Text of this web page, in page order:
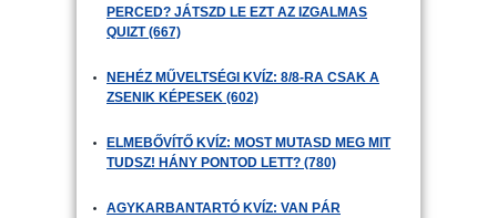
PERCED? JÁTSZD LE EZT AZ IZGALMAS
QUIZT (667)
NEHÉZ MŰVELTSÉGI KVÍZ: 8/8-RA CSAK A
ZSENIK KÉPESEK (602)
ELMEBŐVÍTŐ KVÍZ: MOST MUTASD MEG MIT
TUDSZ! HÁNY PONTOD LETT? (780)
AGYKARBANTARTÓ KVÍZ: VAN PÁR